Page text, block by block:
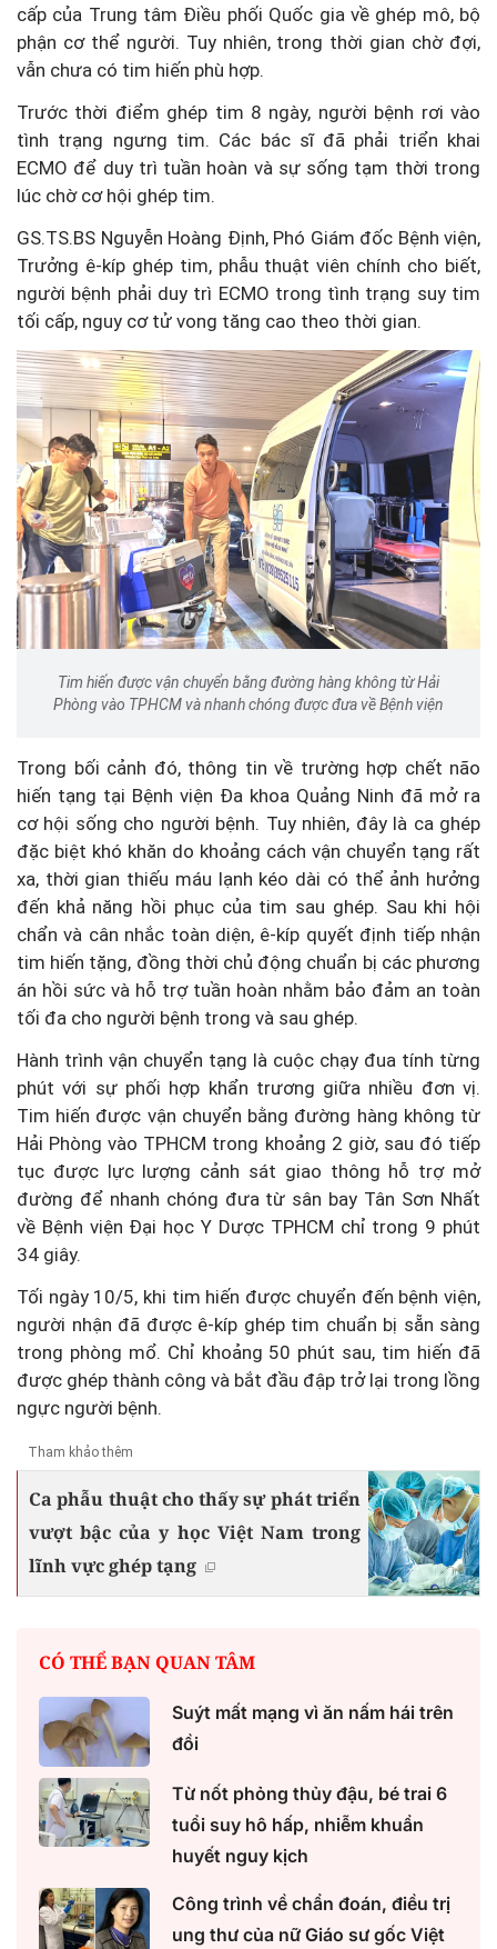
cấp của Trung tâm Điều phối Quốc gia về ghép mô, bộ
phận cơ thể người. Tuy nhiên, trong thời gian chờ đợi,
vẫn chưa có tim hiến phù hợp.
Trước thời điểm ghép tim 8 ngày, người bệnh rơi vào
tình trạng ngưng tim. Các bác sĩ đã phải triển khai
ECMO để duy trì tuần hoàn và sự sống tạm thời trong
lúc chờ cơ hội ghép tim.
GS.TS.BS Nguyễn Hoàng Định, Phó Giám đốc Bệnh viện,
Trưởng ê-kíp ghép tim, phẫu thuật viên chính cho biết,
người bệnh phải duy trì ECMO trong tình trạng suy tim
tối cấp, nguy cơ tử vong tăng cao theo thời gian.
Tim hiến được vận chuyển bằng đường hàng không từ Hải
Phòng vào TPHCM và nhanh chóng được đưa về Bệnh viện
Trong bối cảnh đó, thông tin về trường hợp chết não
hiến tạng tại Bệnh viện Đa khoa Quảng Ninh đã mở ra
cơ hội sống cho người bệnh. Tuy nhiên, đây là ca ghép
đặc biệt khó khăn do khoảng cách vận chuyển tạng rất
xa, thời gian thiếu máu lạnh kéo dài có thể ảnh hưởng
đến khả năng hồi phục của tim sau ghép. Sau khi hội
chẩn và cân nhắc toàn diện, ê-kíp quyết định tiếp nhận
tim hiến tặng, đồng thời chủ động chuẩn bị các phương
án hồi sức và hỗ trợ tuần hoàn nhằm bảo đảm an toàn
tối đa cho người bệnh trong và sau ghép.
Hành trình vận chuyển tạng là cuộc chạy đua tính từng
phút với sự phối hợp khẩn trương giữa nhiều đơn vị.
Tim hiến được vận chuyển bằng đường hàng không từ
Hải Phòng vào TPHCM trong khoảng 2 giờ, sau đó tiếp
tục được lực lượng cảnh sát giao thông hỗ trợ mở
đường để nhanh chóng đưa từ sân bay Tân Sơn Nhất
về Bệnh viện Đại học Y Dược TPHCM chỉ trong 9 phút
34 giây.
Tối ngày 10/5, khi tim hiến được chuyển đến bệnh viện,
người nhận đã được ê-kíp ghép tim chuẩn bị sẵn sàng
trong phòng mổ. Chỉ khoảng 50 phút sau, tim hiến đã
được ghép thành công và bắt đầu đập trở lại trong lồng
ngực người bệnh.
Tham khảo thêm
Ca phẫu thuật cho thấy sự phát triển
vượt bậc của y học Việt Nam trong
lĩnh vực ghép tạng
CÓ THỂ BẠN QUAN TÂM
Suýt mất mạng vì ăn nấm hái trên
đồi
Từ nốt phỏng thủy đậu, bé trai 6
tuổi suy hô hấp, nhiễm khuẩn
huyết nguy kịch
Công trình về chẩn đoán, điều trị
ung thư của nữ Giáo sư gốc Việt